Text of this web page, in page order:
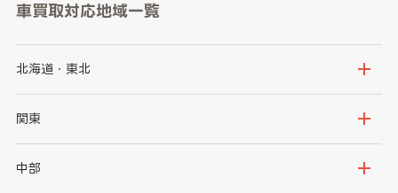
車買取対応地域一覧
北海道・東北
北海道
岩手県
関東
茨城県
中部